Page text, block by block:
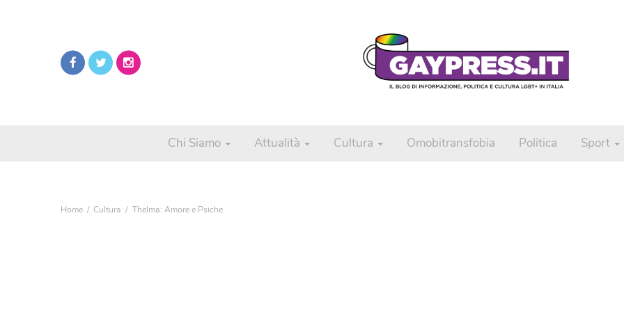
Chi Siamo Attualità Cultura Omobitransfobia Politica Sport
Home Cultura Thelma: Amore e Psiche